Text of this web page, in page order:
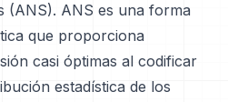
(ANS). ANS es una forma
que proporciona
casi óptimas al codificar
estadística de los